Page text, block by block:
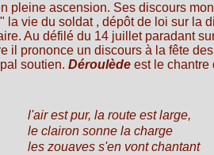
pleine ascension. Ses discours
la vie du soldat , dépôt de loi sur la
Au défilé du 14 juillet paradant
il prononce un discours à la fête
soutien. Déroulède est le chantre
l'air est pur, la route est large,
le clairon sonne la charge
les zouaves s'en vont chantant